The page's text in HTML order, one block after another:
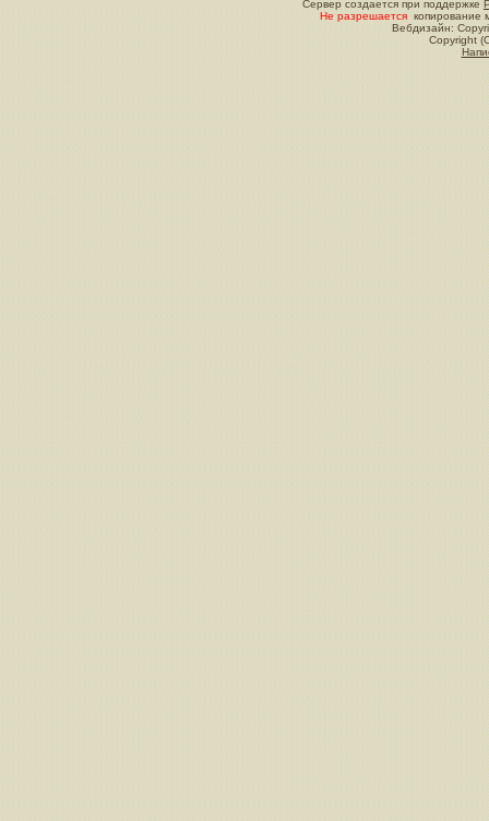
Сервер создается при поддержке
Не разрешается копирование
Вебдизайн:
Copyright